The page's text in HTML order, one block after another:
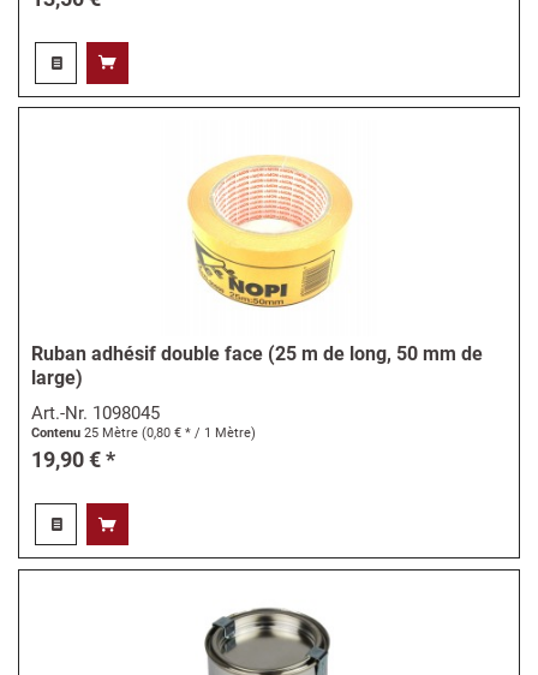
Ruban adhésif double face (25 m de long, 50 mm de
large)
Art.-Nr. 1098045
Contenu25 Mètre(0,80 € * / 1 Mètre)
19,90 € *